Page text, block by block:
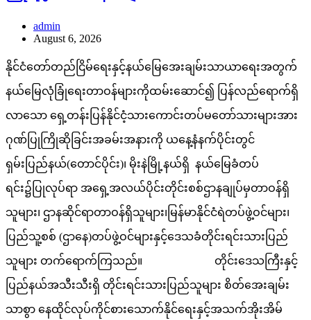
admin
August 6, 2026
နိုင်ငံတော်တည်ငြိမ်ရေးနှင့်နယ်မြေအေးချမ်းသာယာရေးအတွက်
နယ်မြေလုံခြုံရေးတာဝန်များကိုထမ်းဆောင်၍ ပြန်လည်ရောက်ရှိ
လာသော ရှေ့တန်းပြန်နိုင်ငံ့သားကောင်းတပ်မတော်သားများအား
ဂုဏ်ပြုကြိုဆိုခြင်းအခမ်းအနားကို ယနေ့နံနက်ပိုင်းတွင်
ရှမ်းပြည်နယ်(တောင်ပိုင်း)၊ မိုးနဲမြို့နယ်ရှိ နယ်မြေခံတပ်
ရင်း၌ပြုလုပ်ရာ အရှေ့အလယ်ပိုင်းတိုင်းစစ်ဌာနချုပ်မှတာဝန်ရှိ
သူများ၊ ဌာနဆိုင်ရာတာဝန်ရှိသူများ၊မြန်မာနိုင်ငံရဲတပ်ဖွဲ့ဝင်များ၊
ပြည်သူ့စစ် (ဌာနေ)တပ်ဖွဲ့ဝင်များနှင့်ဒေသခံတိုင်းရင်းသားပြည်
သူများ တက်ရောက်ကြသည်။ တိုင်းဒေသကြီးနှင့်
ပြည်နယ်အသီးသီးရှိ တိုင်းရင်းသားပြည်သူများ စိတ်အေးချမ်း
သာစွာ နေထိုင်လုပ်ကိုင်စားသောက်နိုင်ရေးနှင့်အသက်အိုးအိမ်